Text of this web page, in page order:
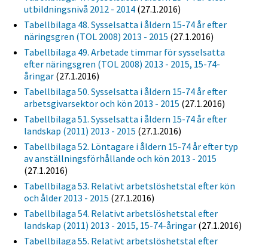
utbildningsnivå 2012 - 2014 (27.1.2016)
Tabellbilaga 48. Sysselsatta i åldern 15-74 år efter
näringsgren (TOL 2008) 2013 - 2015 (27.1.2016)
Tabellbilaga 49. Arbetade timmar för sysselsatta
efter näringsgren (TOL 2008) 2013 - 2015, 15-74-
åringar (27.1.2016)
Tabellbilaga 50. Sysselsatta i åldern 15-74 år efter
arbetsgivarsektor och kön 2013 - 2015 (27.1.2016)
Tabellbilaga 51. Sysselsatta i åldern 15-74 år efter
landskap (2011) 2013 - 2015 (27.1.2016)
Tabellbilaga 52. Löntagare i åldern 15-74 år efter typ
av anställningsförhållande och kön 2013 - 2015
(27.1.2016)
Tabellbilaga 53. Relativt arbetslöshetstal efter kön
och ålder 2013 - 2015 (27.1.2016)
Tabellbilaga 54. Relativt arbetslöshetstal efter
landskap (2011) 2013 - 2015, 15-74-åringar (27.1.2016)
Tabellbilaga 55. Relativt arbetslöshetstal efter